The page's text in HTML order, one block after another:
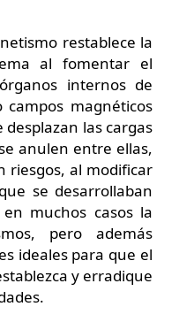
restablece la
al fomentar el
internos de
magnéticos
las cargas
anulen entre ellas,
riesgos, al modificar
se desarrollaban
muchos casos la
pero además
ideales para que el
y erradique